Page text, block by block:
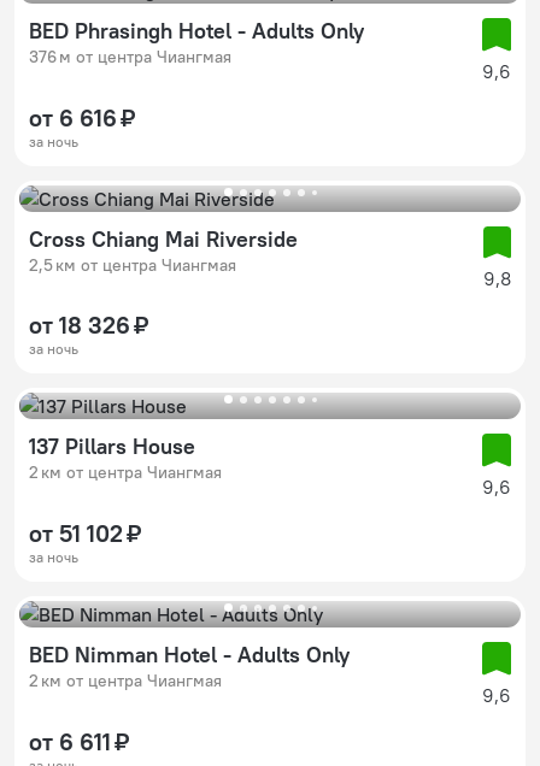
BED Phrasingh Hotel - Adults Only
376 м от центра Чиангмая
9,6
от 6 616 ₽
за ночь
Cross Chiang Mai Riverside
2,5 км от центра Чиангмая
9,8
от 18 326 ₽
за ночь
137 Pillars House
2 км от центра Чиангмая
9,6
от 51 102 ₽
за ночь
BED Nimman Hotel - Adults Only
2 км от центра Чиангмая
9,6
от 6 611 ₽